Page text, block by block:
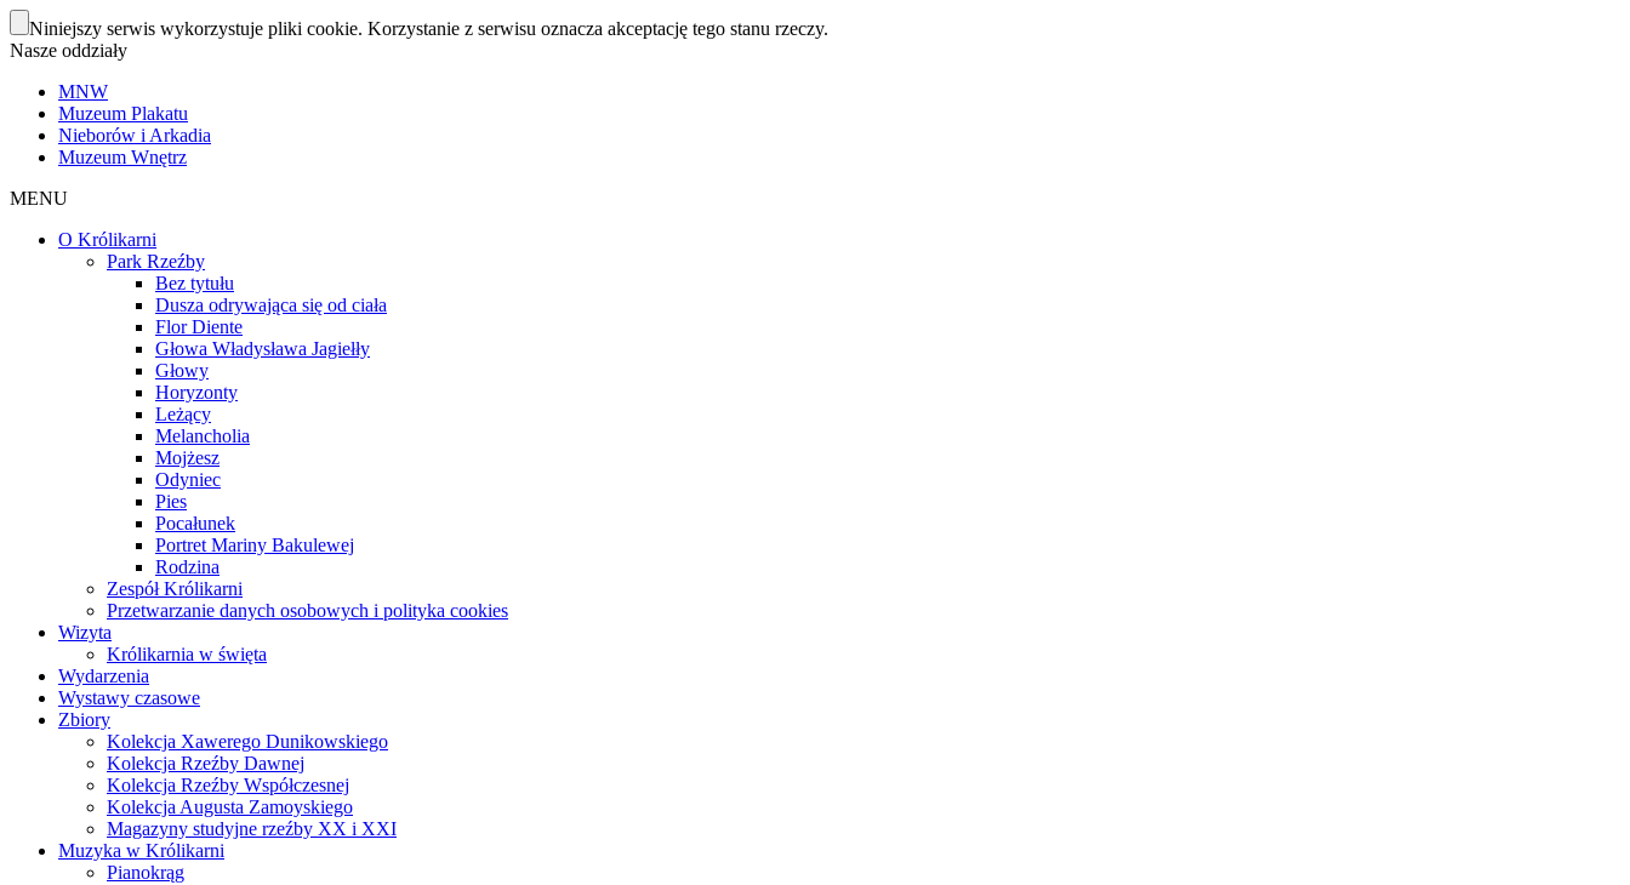
Niniejszy serwis wykorzystuje pliki cookie. Korzystanie z serwisu oznacza akceptację tego stanu rzeczy.
Nasze oddziały
MNW
Muzeum Plakatu
Nieborów i Arkadia
Muzeum Wnętrz
MENU
O Królikarni
Park Rzeźby
Bez tytułu
Dusza odrywająca się od ciała
Flor Diente
Głowa Władysława Jagiełły
Głowy
Horyzonty
Leżący
Melancholia
Mojżesz
Odyniec
Pies
Pocałunek
Portret Mariny Bakulewej
Rodzina
Zespół Królikarni
Przetwarzanie danych osobowych i polityka cookies
Wizyta
Królikarnia w święta
Wydarzenia
Wystawy czasowe
Zbiory
Kolekcja Xawerego Dunikowskiego
Kolekcja Rzeźby Dawnej
Kolekcja Rzeźby Współczesnej
Kolekcja Augusta Zamoyskiego
Magazyny studyjne rzeźby XX i XXI
Muzyka w Królikarni
Pianokrąg